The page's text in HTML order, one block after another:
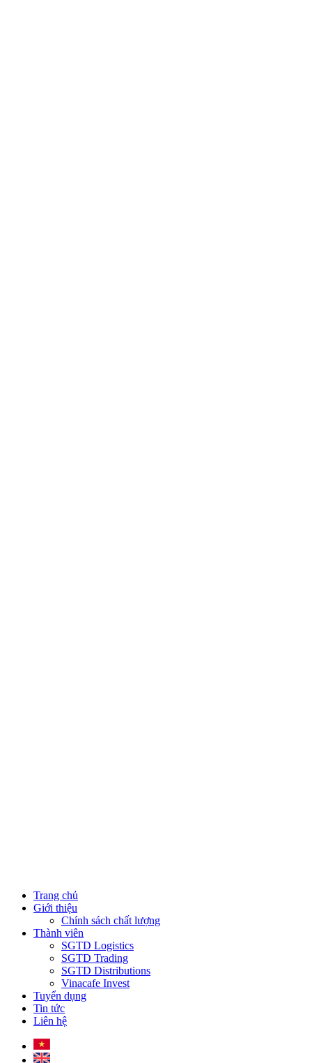
Trang chủ
Giới thiệu
Chính sách chất lượng
Thành viên
SGTD Logistics
SGTD Trading
SGTD Distributions
Vinacafe Invest
Tuyển dụng
Tin tức
Liên hệ